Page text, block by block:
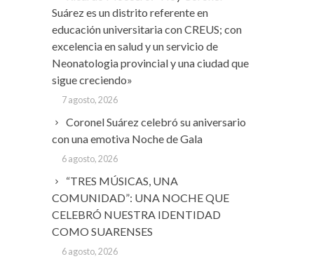
Suárez es un distrito referente en
educación universitaria con CREUS; con
excelencia en salud y un servicio de
Neonatologia provincial y una ciudad que
sigue creciendo»
7 agosto, 2026
Coronel Suárez celebró su aniversario
con una emotiva Noche de Gala
6 agosto, 2026
“TRES MÚSICAS, UNA
COMUNIDAD”: UNA NOCHE QUE
CELEBRÓ NUESTRA IDENTIDAD
COMO SUARENSES
6 agosto, 2026